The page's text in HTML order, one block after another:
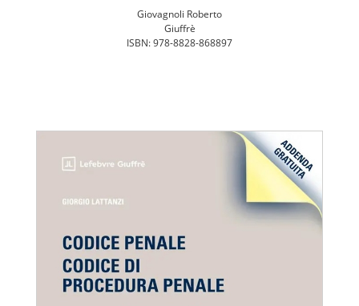
Giovagnoli Roberto
Giuffrè
ISBN: 978-8828-868897